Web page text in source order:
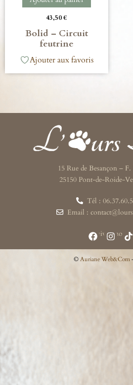
43,50€
Bolid – Circuit
feutrine
Ajouter aux favoris
15 Rue de Besançon –
25150 Pont-de-Roide-
Tél :
Email :
Suivez-nous
©Auriane Web&Com